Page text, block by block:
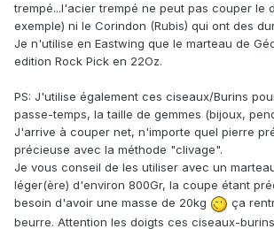
trempé...l'acier trempé ne peut pas couper le
exemple) ni le Corindon (Rubis) qui ont des
Je n'utilise en Eastwing que le marteau de
edition Rock Pick en 22Oz.
PS: J'utilise également ces ciseaux/Burins
passe-temps, la taille de gemmes (bijoux,
J'arrive à couper net, n'importe quel pierre
précieuse avec la méthode "clivage".
Je vous conseil de les utiliser avec un
léger(ère) d'environ 800Gr, la coupe étant
besoin d'avoir une masse de 20kg
ça
beurre. Attention les doigts ces ciseaux-